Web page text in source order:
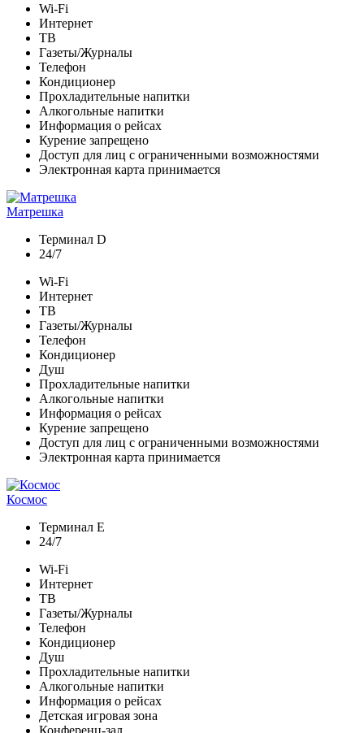
Wi-Fi
Интернет
ТВ
Газеты/Журналы
Телефон
Кондиционер
Прохладительные напитки
Алкогольные напитки
Информация о рейсах
Курение запрещено
Доступ для лиц с ограниченными возможностями
Электронная карта принимается
Матрешка
Терминал D
24/7
Wi-Fi
Интернет
ТВ
Газеты/Журналы
Телефон
Кондиционер
Душ
Прохладительные напитки
Алкогольные напитки
Информация о рейсах
Курение запрещено
Доступ для лиц с ограниченными возможностями
Электронная карта принимается
Космос
Терминал E
24/7
Wi-Fi
Интернет
ТВ
Газеты/Журналы
Телефон
Кондиционер
Душ
Прохладительные напитки
Алкогольные напитки
Информация о рейсах
Детская игровая зона
Конференц-зал